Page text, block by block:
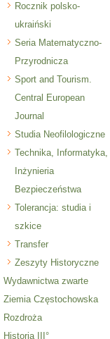
Rocznik polsko-
ukraiński
Seria Matematyczno-
Przyrodnicza
Sport and Tourism.
Central European
Journal
Studia Neofilologiczne
Technika, Informatyka,
Inżynieria
Bezpieczeństwa
Tolerancja: studia i
szkice
Transfer
Zeszyty Historyczne
Wydawnictwa zwarte
Ziemia Częstochowska
Rozdroża
Historia III°